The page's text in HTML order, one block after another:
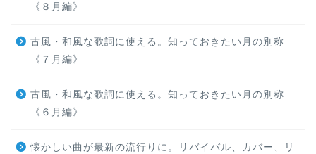
《８月編》
古風・和風な歌詞に使える。知っておきたい月の別称
《７月編》
古風・和風な歌詞に使える。知っておきたい月の別称
《６月編》
懐かしい曲が最新の流行りに。リバイバル、カバー、リ